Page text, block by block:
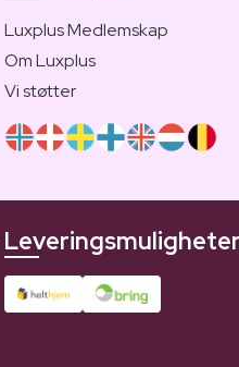
Luxplus Medlemskap
Om Luxplus
Vi støtter